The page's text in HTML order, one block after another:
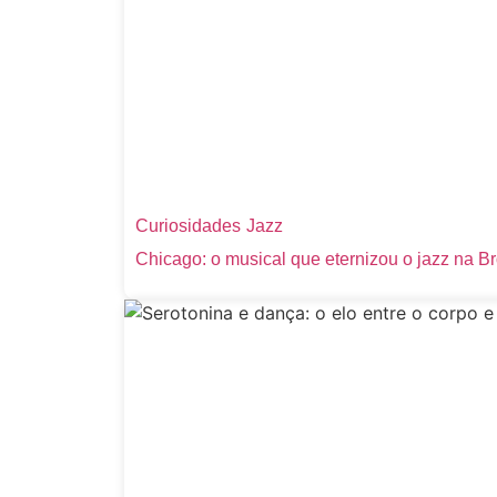
Curiosidades Jazz
Chicago: o musical que eternizou o jazz na